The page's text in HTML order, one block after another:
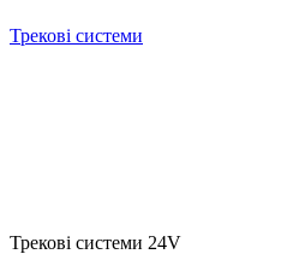
Трекові системи
Трекові системи 24V